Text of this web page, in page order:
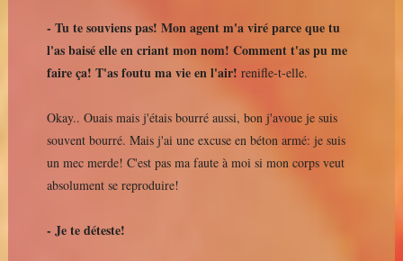
- Tu te souviens pas! Mon agent m'a viré parce que tu
l'as baisé elle en criant mon nom! Comment t'as pu me
faire ça! T'as foutu ma vie en l'air! renifle-t-elle.
Okay.. Ouais mais j'étais bourré aussi, bon j'avoue je suis
souvent bourré. Mais j'ai une excuse en béton armé: je suis
un mec merde! C'est pas ma faute à moi si mon corps veut
absolument se reproduire!
- Je te déteste!